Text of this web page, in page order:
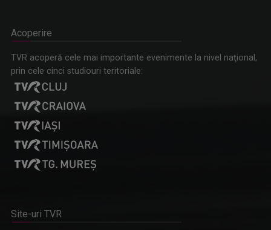
Acoperire
TVR acoperă cele mai importante evenimente la nivel naţional,
prin cele cinci studiouri teritoriale:
Site-uri TVR